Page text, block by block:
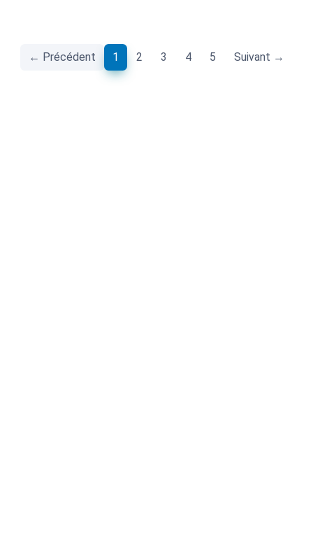
← Précédent 1 (current)
2 3 4 5 Suivant →